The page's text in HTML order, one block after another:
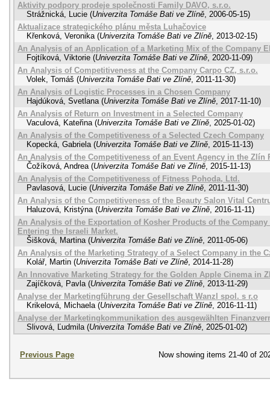
Aktivity podpory prodeje společnosti Family DAVO, s.r.o.
Strážnická, Lucie (Univerzita Tomáše Bati ve Zlíně, 2006-05-15)
Aktualizace strategického plánu města Luhačovice
Křenková, Veronika (Univerzita Tomáše Bati ve Zlíně, 2013-02-15)
An Analysis of an Application of a Marketing Mix of the Company
Fojtíková, Viktorie (Univerzita Tomáše Bati ve Zlíně, 2020-11-09)
An Analysis of Competitiveness at the Company Carpo CZ, s.r.o.
Volek, Tomáš (Univerzita Tomáše Bati ve Zlíně, 2011-11-30)
An Analysis of Logistic Processes in a Chosen Company
Hajdúková, Svetlana (Univerzita Tomáše Bati ve Zlíně, 2017-11-10)
An Analysis of Return on Investment in a Selected Company
Vaculová, Kateřina (Univerzita Tomáše Bati ve Zlíně, 2025-01-02)
An Analysis of the Competitiveness of a Selected Czech Company
Kopecká, Gabriela (Univerzita Tomáše Bati ve Zlíně, 2015-11-13)
An Analysis of the Competitiveness of an Event Agency in the Zlín
Čožíková, Andrea (Univerzita Tomáše Bati ve Zlíně, 2015-11-13)
An Analysis of the Competitiveness of Fitness Pohoda, Ltd.
Pavlasová, Lucie (Univerzita Tomáše Bati ve Zlíně, 2011-11-30)
An Analysis of the Competitiveness of the Beauty Salon Vital
Haluzová, Kristýna (Univerzita Tomáše Bati ve Zlíně, 2016-11-11)
An Analysis of the Exportation of Kosher Products of the Company
Entering the Israeli Market.
Šišková, Martina (Univerzita Tomáše Bati ve Zlíně, 2011-05-06)
An Analysis of the Marketing Strategy of a Select Company in the
Kolář, Martin (Univerzita Tomáše Bati ve Zlíně, 2014-11-28)
An Innovative Marketing Strategy for the Golden Apple Cinema in
Zajíčková, Pavla (Univerzita Tomáše Bati ve Zlíně, 2013-11-29)
Analyse der Marketingführung der Gesellschaft Wanzl spol. s r.o
Krikelová, Michaela (Univerzita Tomáše Bati ve Zlíně, 2016-11-11)
Analyse der Marketingkommunikation des ausgewählten
Slivová, Ľudmila (Univerzita Tomáše Bati ve Zlíně, 2025-01-02)
Previous Page Now showing items 21-40 of